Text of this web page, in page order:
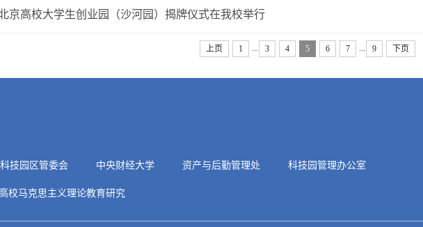
京高校大学生创业园（沙河园）揭牌仪式在我校举行
上页 1 3 4 5 6 7 9 下页
技园区管委会 中央财经大学 资产与后勤管理处 科技园管理办公室
校马克思主义理论教育研究